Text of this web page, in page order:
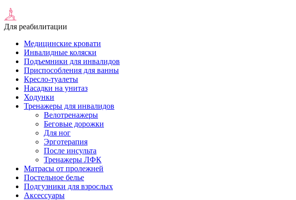
Для реабилитации
Медицинские кровати
Инвалидные коляски
Подъемники для инвалидов
Приспособления для ванны
Кресло-туалеты
Насадки на унитаз
Ходунки
Тренажеры для инвалидов
Велотренажеры
Беговые дорожки
Для ног
Эрготерапия
После инсульта
Тренажеры ЛФК
Матрасы от пролежней
Постельное белье
Подгузники для взрослых
Аксессуары